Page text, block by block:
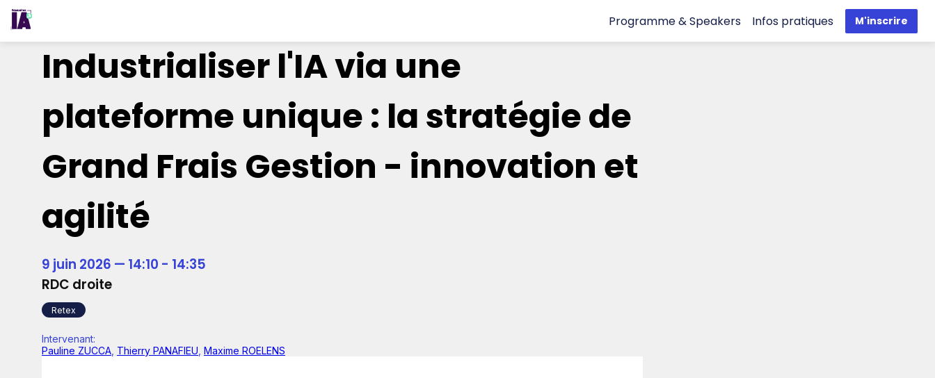
Programme & Speakers Infos pratiques M'inscrire
Industrialiser l'IA via une
plateforme unique : la stratégie de
Grand Frais Gestion - innovation et
agilité
9 juin 2026 — 14:10 - 14:35
RDC droite
Retex
Intervenant:
Pauline ZUCCA Thierry PANAFIEU Maxime ROELENS